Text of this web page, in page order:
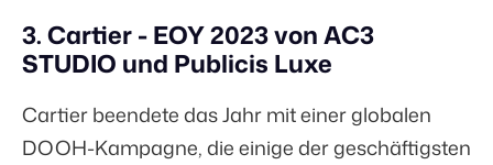
3. Cartier - EOY 2023 von AC3
STUDIO und Publicis Luxe
Cartier beendete das Jahr mit einer globalen
DOOH-Kampagne, die einige der geschäftigsten